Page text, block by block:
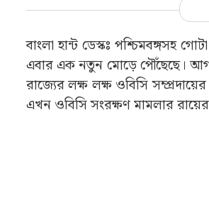
বাংলা হান্ট ডেস্কঃ পশ্চিমবঙ্গসহ
এবার এক নতুন মোড়ে পৌঁছেছে।
রাজ্যের লক্ষ লক্ষ ওবিসি
এখন ওবিসি সংরক্ষণ মামলার